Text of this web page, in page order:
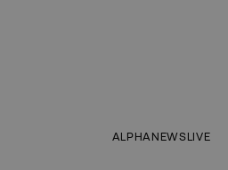
ALPHANEWSLIVE